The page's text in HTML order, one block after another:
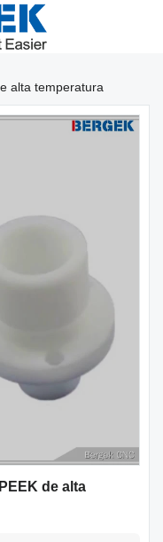
alta temperatura
de alta